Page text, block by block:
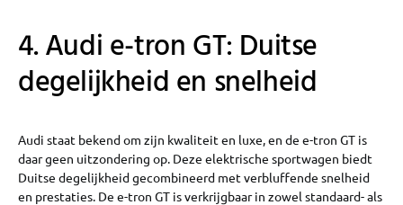
4. Audi e-tron GT: Duitse
degelijkheid en snelheid
Audi staat bekend om zijn kwaliteit en luxe, en de e-tron GT is
daar geen uitzondering op. Deze elektrische sportwagen biedt
Duitse degelijkheid gecombineerd met verbluffende snelheid
en prestaties. De e-tron GT is verkrijgbaar in zowel standaard- als